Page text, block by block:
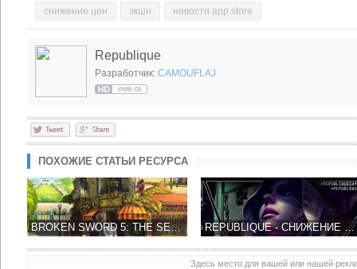
снижение цен экшн новости app store
Republique
Разработчик: CAMOUFLAJ
ПОХОЖИЕ СТАТЬИ РЕСУРСА
BROKEN SWORD 5: THE SERPENT'S CURSE - ВОЗРОЖДЕНИЕ КЛАССИКИ REPUBLIQUE - СНИЖЕНИЕ ЦЕНЫ НА ПОДПИСКУ 5-ТИ СЕЗОНОВ, ВСЕГО 33 РУБЛЯ!
Здесь место для вашей или нашей